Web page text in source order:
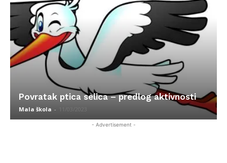
Povratak ptica selica – predlog aktivnosti
Mala škola - 11/03/2023
- Advertisement -